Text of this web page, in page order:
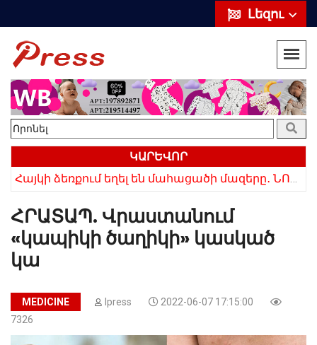
Լեզու
ԿԱՐԵՎՈՐ
ՀՐԱՏԱՊ. Վրաստանում
«կապիկի ծաղիկի» կասկած
կա
MEDICINE Ipress
2022-06-07 17:15:00
7326